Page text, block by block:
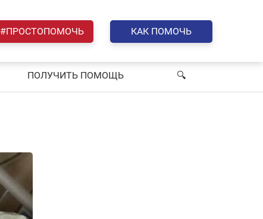
#ПРОСТОПОМОЧЬ КАК ПОМОЧЬ
ПОЛУЧИТЬ ПОМОЩЬ 🔍︎